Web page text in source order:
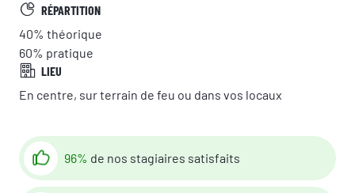
RÉPARTITION
40% théorique
60% pratique
LIEU
En centre, sur terrain de feu ou dans vos locaux
96% de nos stagiaires satisfaits